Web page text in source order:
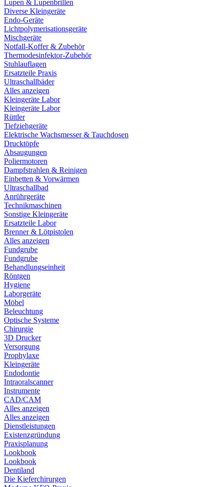
Lupen & Lupenbrillen
Diverse Kleingeräte
Endo-Geräte
Lichtpolymerisationsgeräte
Mischgeräte
Notfall-Koffer & Zubehör
Thermodesinfektor-Zubehör
Stuhlauflagen
Ersatzteile Praxis
Ultraschallbäder
Alles anzeigen
Kleingeräte Labor
Kleingeräte Labor
Rüttler
Tiefziehgeräte
Elektrische Wachsmesser & Tauchdosen
Drucktöpfe
Absaugungen
Poliermotoren
Dampfstrahlen & Reinigen
Einbetten & Vorwärmen
Ultraschallbad
Anrührgeräte
Technikmaschinen
Sonstige Kleingeräte
Ersatzteile Labor
Brenner & Lötpistolen
Alles anzeigen
Fundgrube
Fundgrube
Behandlungseinheit
Röntgen
Hygiene
Laborgeräte
Möbel
Beleuchtung
Optische Systeme
Chirurgie
3D Drucker
Versorgung
Prophylaxe
Kleingeräte
Endodontie
Intraoralscanner
Instrumente
CAD/CAM
Alles anzeigen
Alles anzeigen
Dienstleistungen
Existenzgründung
Praxisplanung
Lookbook
Lookbook
Dentiland
Die Kieferchirurgen